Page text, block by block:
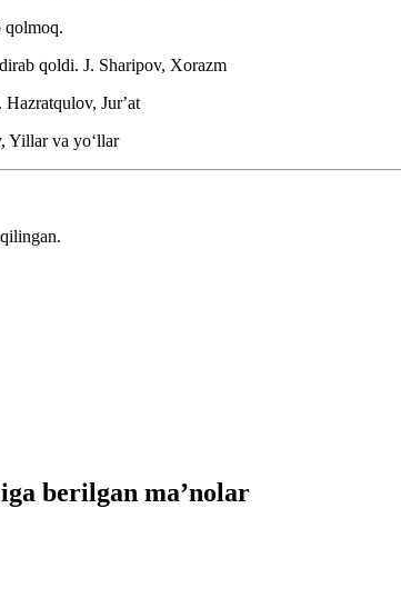
qolmoq.
qoldi. J. Sharipov, Xorazm
Hazratqulov, Jurʼat
Yillar va yoʻllar
berilgan ma’nolar